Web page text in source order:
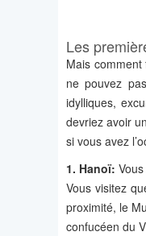
Les
Mais
ne pouvez
idylliques,
devriez avoir
si vous avez
1. Hanoï:
Vous visitez
proximité, le
confucéen du